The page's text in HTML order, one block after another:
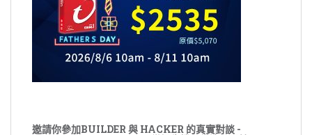
邀請你參加BUILDER 與 HACKER 的真實對談 -